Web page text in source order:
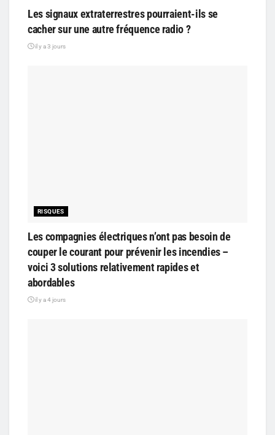
Les signaux extraterrestres pourraient-ils se
cacher sur une autre fréquence radio ?
il y a 3 jours
RISQUES
Les compagnies électriques n’ont pas besoin de
couper le courant pour prévenir les incendies –
voici 3 solutions relativement rapides et
abordables
il y a 4 jours